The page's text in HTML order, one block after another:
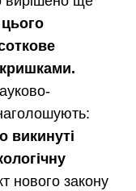
викинуті
нового закону